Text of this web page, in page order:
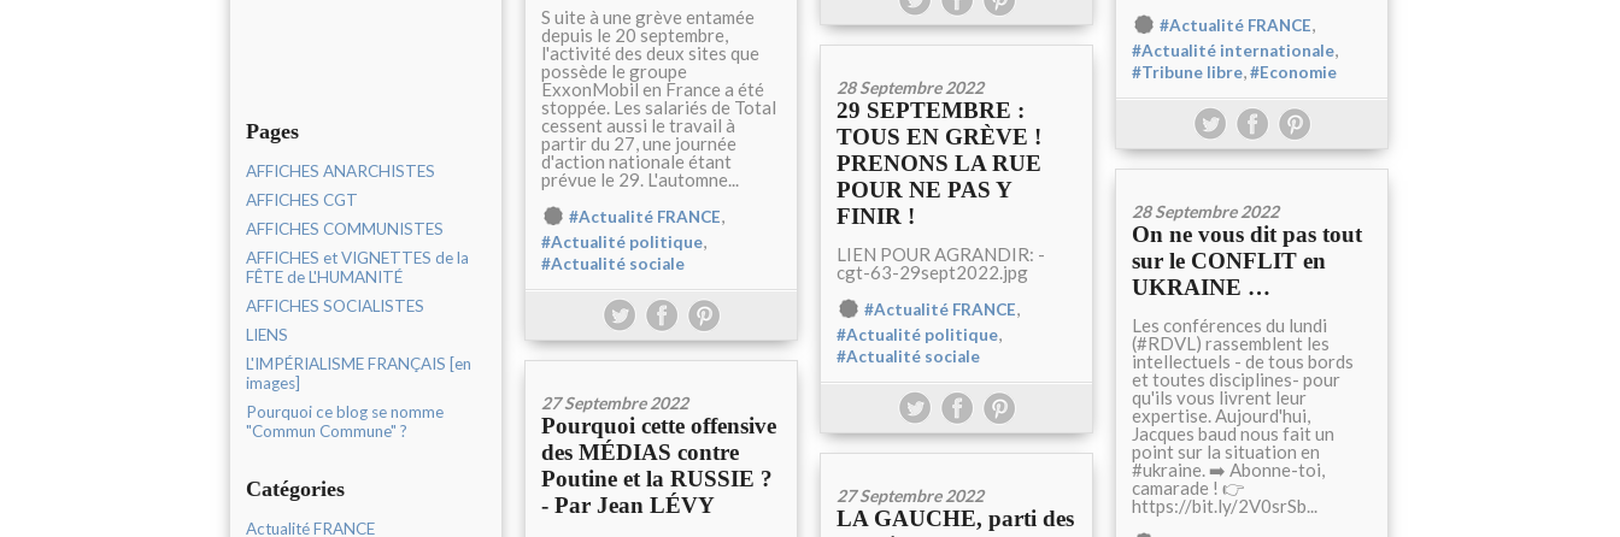
Pages
AFFICHES ANARCHISTES
AFFICHES CGT
AFFICHES COMMUNISTES
AFFICHES et VIGNETTES de la
FÊTE de L'HUMANITÉ
AFFICHES SOCIALISTES
LIENS
L'IMPÉRIALISME FRANÇAIS [en
images]
Pourquoi ce blog se nomme
"Commun Commune" ?
Catégories
Actualité FRANCE
#Actualité FRANCE,
#Actualité internationale,
#Tribune libre,#Economie
S uite à une grève entamée
depuis le 20 septembre,
l'activité des deux sites que
possède le groupe
ExxonMobil en France a été
stoppée. Les salariés de Total
cessent aussi le travail à
partir du 27, une journée
d'action nationale étant
prévue le 29. L'automne...
#Actualité FRANCE,
#Actualité politique,
#Actualité sociale
28 Septembre 2022
29 SEPTEMBRE :
TOUS EN GRÈVE !
PRENONS LA RUE
POUR NE PAS Y
FINIR !
LIEN POUR AGRANDIR: -
cgt-63-29sept2022.jpg
#Actualité FRANCE,
#Actualité politique,
#Actualité sociale
28 Septembre 2022
On ne vous dit pas tout
sur le CONFLIT en
UKRAINE …
Les conférences du lundi
(#RDVL) rassemblent les
intellectuels - de tous bords
et toutes disciplines- pour
qu'ils vous livrent leur
expertise. Aujourd'hui,
Jacques baud nous fait un
point sur la situation en
#ukraine. ➡️ Abonne-toi,
camarade ! 👉
https://bit.ly/2V0srSb...
27 Septembre 2022
Pourquoi cette offensive
des MÉDIAS contre
Poutine et la RUSSIE ?
- Par Jean LÉVY
27 Septembre 2022
LA GAUCHE, parti des